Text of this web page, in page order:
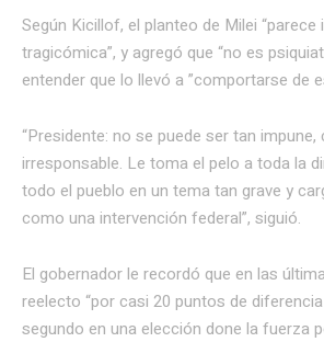
Según Kicillof, el planteo de Milei “parece
tragicómica”, y agregó que “no es
entender que lo llevó a ”comportarse de
“Presidente: no se puede ser tan impune,
irresponsable. Le toma el pelo a toda la
todo el pueblo en un tema tan grave y
como una intervención federal”, siguió.
El gobernador le recordó que en las
reelecto “por casi 20 puntos de
segundo en una elección done la fuerza